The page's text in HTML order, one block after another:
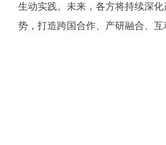
生动实践。未来，各方将持续深
势，打造跨国合作、产研融合、